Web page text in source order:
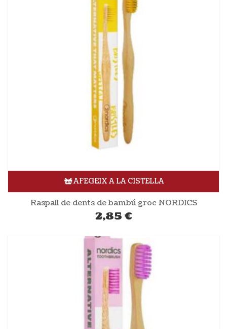
AFEGEIX A LA CISTELLA
Raspall de dents de bambú groc NORDICS
2,85 €